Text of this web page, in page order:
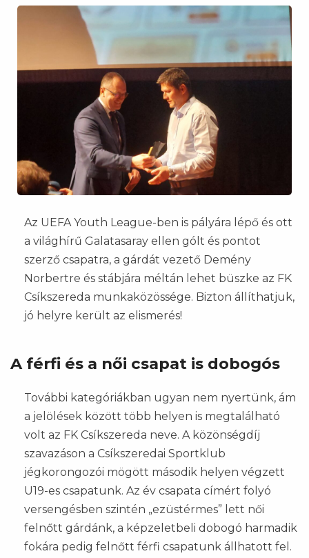
Az UEFA Youth League-ben is pályára lépő és ott
a világhírű Galatasaray ellen gólt és pontot
szerző csapatra, a gárdát vezető Demény
Norbertre és stábjára méltán lehet büszke az FK
Csíkszereda munkaközössége. Bizton állíthatjuk,
jó helyre került az elismerés!
A férfi és a női csapat is dobogós
További kategóriákban ugyan nem nyertünk, ám
a jelölések között több helyen is megtalálható
volt az FK Csíkszereda neve. A közönségdíj
szavazáson a Csíkszeredai Sportklub
jégkorongozói mögött második helyen végzett
U19-es csapatunk. Az év csapata címért folyó
versengésben szintén „ezüstérmes” lett női
felnőtt gárdánk, a képzeletbeli dobogó harmadik
fokára pedig felnőtt férfi csapatunk állhatott fel.